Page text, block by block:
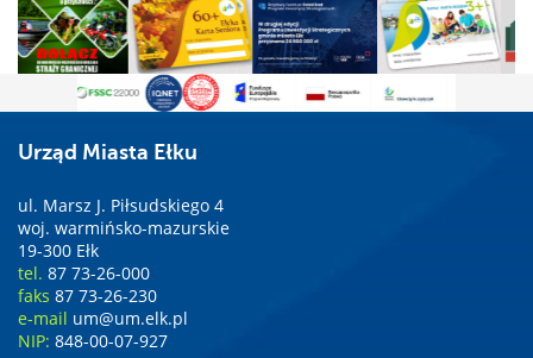
Urząd Miasta Ełku
ul. Marsz J. Piłsudskiego 4
woj. warmińsko-mazurskie
19-300 Ełk
tel. 87 73-26-000
faks 87 73-26-230
e-mail um@um.elk.pl
NIP: 848-00-07-927